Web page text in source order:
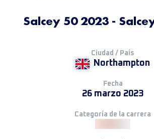
Salcey 50 2023 -
Ciudad / País
Northampton
Fecha
26 marzo 2023
Categoría de la carrera